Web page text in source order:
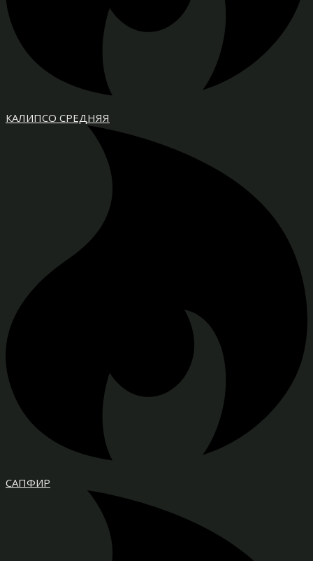
КАЛИПСО СРЕДНЯЯ
САПФИР